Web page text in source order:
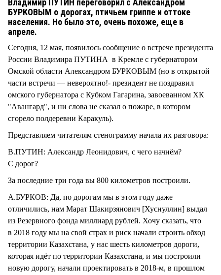
Владимир ПУТИН переговорил с Александром
БУРКОВЫМ о дорогах, птичьем гриппе и оттоке
населения. Но было это, очень похоже, еще в
апреле.
Сегодня, 12 мая, появилось сообщение о встрече президента
России Владимира ПУТИНА в Кремле с губернатором
Омской области Александром БУРКОВЫМ (но в открытой
части встречи — невероятно!- президент не поздравил
омского губернатора с Кубком Гагарина, завоеванном ХК
"Авангард", и ни слова не сказал о пожаре, в котором
сгорело полдеревни Каракуль).
Представляем читателям стенограмму начала их разговора:
В.ПУТИН: Александр Леонидович, с чего начнём?
С дорог?
За последние три года вы 800 километров построили.
А.БУРКОВ: Да, по дорогам мы в этом году даже
отличились, нам Марат Шакирзянович [Хуснуллин] выдал
из Резервного фонда миллиард рублей. Хочу сказать, что
в 2018 году мы на свой страх и риск начали строить обход
территории Казахстана, у нас шесть километров дороги,
которая идёт по территории Казахстана, и мы построили
новую дорогу, начали проектировать в 2018-м, в прошлом